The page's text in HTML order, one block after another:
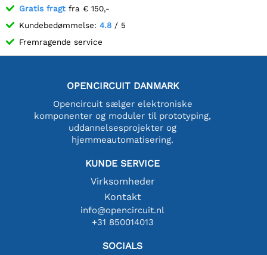
Gratis fragt fra € 150,-
Kundebedømmelse: 4.8 / 5
Fremragende service
OPENCIRCUIT DANMARK
Opencircuit sælger elektroniske
komponenter og moduler til prototyping,
uddannelsesprojekter og
hjemmeautomatisering.
KUNDE SERVICE
Virksomheder
Kontakt
info@opencircuit.nl
+31 850014013
SOCIALS